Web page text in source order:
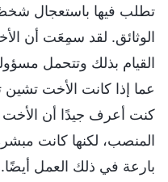
تطلب فيها باستعجال
الوثائق. لقد سمِعَت أن
القيام بذلك وتتحمل
عما إذا كانت الأخت
كنت أعرف جيدًا أن الأخت
المنصب، لكنها كانت
بارعة في ذلك العمل